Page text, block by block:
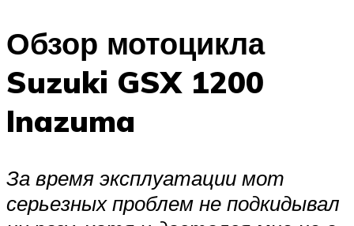
Обзор мотоцикла
Suzuki GSX 1200
Inazuma
За время эксплуатации мот
серьезных проблем не подкидывал